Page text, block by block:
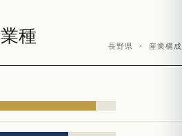
種
長野県 · 産業構成